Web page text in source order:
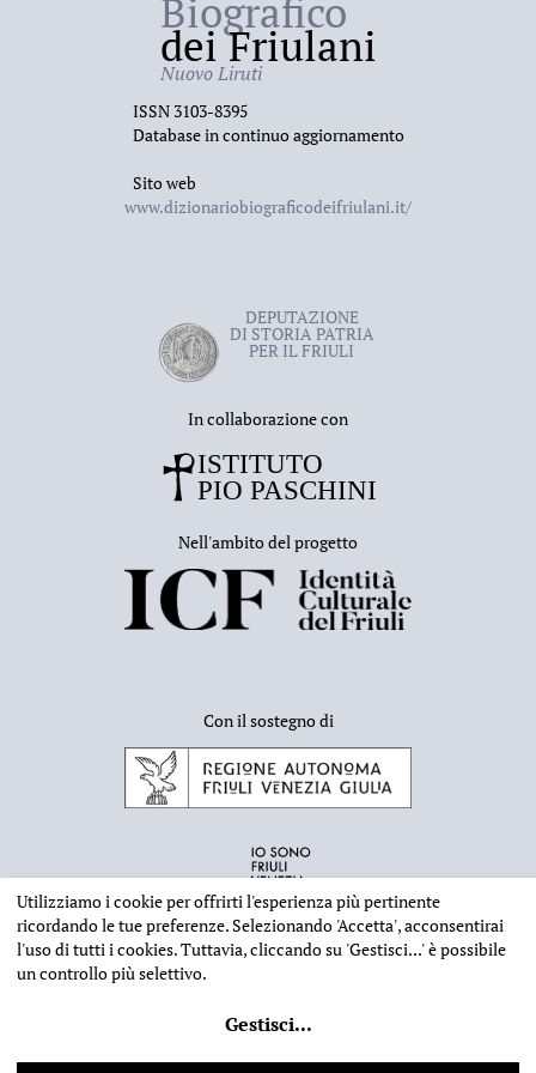
Luigi Berletti librajo, litografo, editore
G. B. Candotti,Gli scritti musicali, a cura di L.
Biografico
dei Friulani
Nuovo Liruti
ISSN 3103-8395
Database in continuo aggiornamento
Sito web
www.dizionariobiograficodeifriulani.it/
DEPUTAZIONE
DI STORIA PATRIA
PER IL FRIULI
In collaborazione con
Nell'ambito del progetto
Con il sostegno di
2026 - Deputazione di Storia Patria per il Friuli - CF 80023560305
Web designIlaria Comello- Powered bySICAPWeb
Utilizziamo i cookie per offrirti l'esperienza più pertinente
ricordando le tue preferenze. Selezionando 'Accetta', acconsentirai
l'uso di tutti i cookies. Tuttavia, cliccando su 'Gestisci...'è possibile
un controllo più selettivo.
Gestisci...